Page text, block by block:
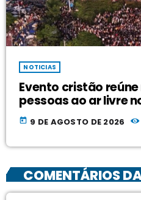
NOTICIAS
Evento cristão
pessoas ao ar livre
today 9 DE AGOSTO DE 2026
COMENTÁRIOS